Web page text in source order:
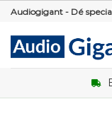
Skip
content
Audiogigant - Dé